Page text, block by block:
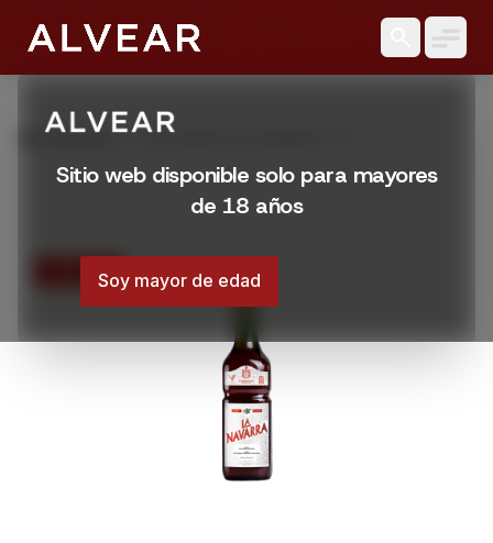
Sitio web disponible solo para mayores
de 18 años
Soy mayor de edad
Productos PACHARAN LA NAVARRA 1 LT
15% OFF